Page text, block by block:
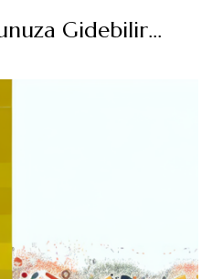
Gidebilir...